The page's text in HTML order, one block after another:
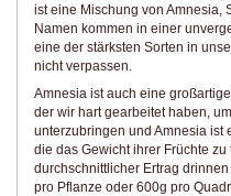
ist eine Mischung von Amnesia,
Namen kommen in einer
eine der stärksten Sorten in
nicht verpassen.
Amnesia ist auch eine
der wir hart gearbeitet haben,
unterzubringen und Amnesia ist
die das Gewicht ihrer Früchte
durchschnittlicher Ertrag
pro Pflanze oder 600g pro